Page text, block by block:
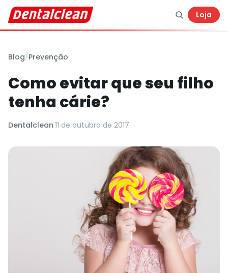
Loja
Blog/Prevenção
Como evitar que seu filho
tenha cárie?
Dentalclean·11 de outubro de 2017